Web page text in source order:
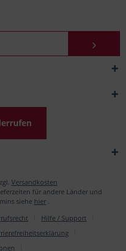
Versandkosten
für andere Länder und
siehe hier
Hilfe / Support